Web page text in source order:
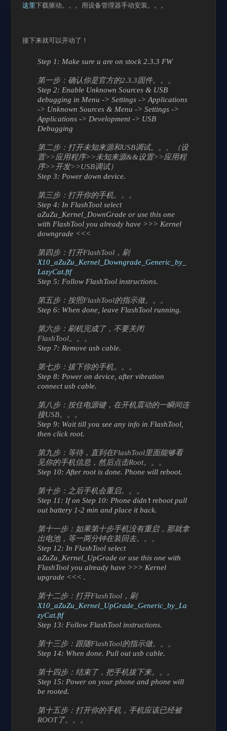
这里下载驱动。。。用设备管理器手动安装。。。
接下来就可以开动了！
Step 1: Make sure u are on stock 2.3.3 FW
第一步：确认你是官方的2.3.3固件。。。
Step 2: Enable Unknown Sources & USB
debugging in Menu -> Settings -> Applications
-> Unknown Sources & Menu -> Settings ->
Applications -> Development -> USB
Debugging
第二步：打开未知来源和USB调试。。。（设
置>>应用程序>>未知来源&&设置>>应用程
序>>开发>>USB调试）
Step 3: Power down device.
第三步：打开你的手机。。。
Step 4: In FlashTool select
aZuZu_Kernel_DownGrade or use this one
with FlashTool you already have >>> Kernel
downgrade <<<
第四步：打开FlashTool，刷
X10_aZuZu_Kernel_Downgrade_Generic_by_
LazyCat.ftf
Step 5: Follow FlashTool instructions.
第五步：按照FlashTool的指示做。。。
Step 6: When done, leave FlashTool running.
第六步：刷机完成了，不要关闭
FlashTool。。。
Step 7: Remove usb cable.
第七步：拔下你的手机。。。
Step 8: Power on device, after vibration
connect usb cable.
第八步：按住电源键，在开机震动的一瞬间连
接USB。。。
Step 9: Wait till you see any info in FlashTool,
then click root.
第九步：等待，直到在FlashTool里面能够看
见你的手机信息，然后点击Root。。。
Step 10: After root is done. Phone will reboot.
第十步：之后手机会重启。。。
Step 11: If on Step 10: Phone didn’t reboot pull
out battery 1-2 min and place it back.
第十一步：如果第十步手机没有重启，那就拿
出电池，等一两分钟在装回去。。。
Step 12: In FlashTool select
aZuZu_Kernel_UpGrade or use this one with
FlashTool you already have >>> Kernel
upgrade <<< .
第十二步：打开FlashTool，刷
X10_aZuZu_Kernel_UpGrade_Generic_by_La
zyCat.ftf
Step 13: Follow FlashTool instructions.
第十三步：跟随FlashTool的指示做。。。
Step 14: When done. Pull out usb cable.
第十四步：结束了，把手机拔下来。。。
Step 15: Power on your phone and phone will
be rooted.
第十五步：打开你的手机，手机应该已经被
ROOT了。。。